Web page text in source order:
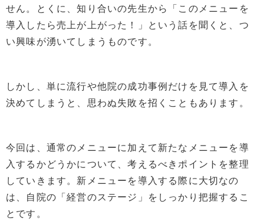
せん。とくに、知り合いの先生から「このメニューを
導入したら売上が上がった！」という話を聞くと、つ
い興味が湧いてしまうものです。
しかし、単に流行や他院の成功事例だけを見て導入を
決めてしまうと、思わぬ失敗を招くこともあります。
今回は、通常のメニューに加えて新たなメニューを導
入するかどうかについて、考えるべきポイントを整理
していきます。新メニューを導入する際に大切なの
は、自院の「経営のステージ」をしっかり把握するこ
とです。